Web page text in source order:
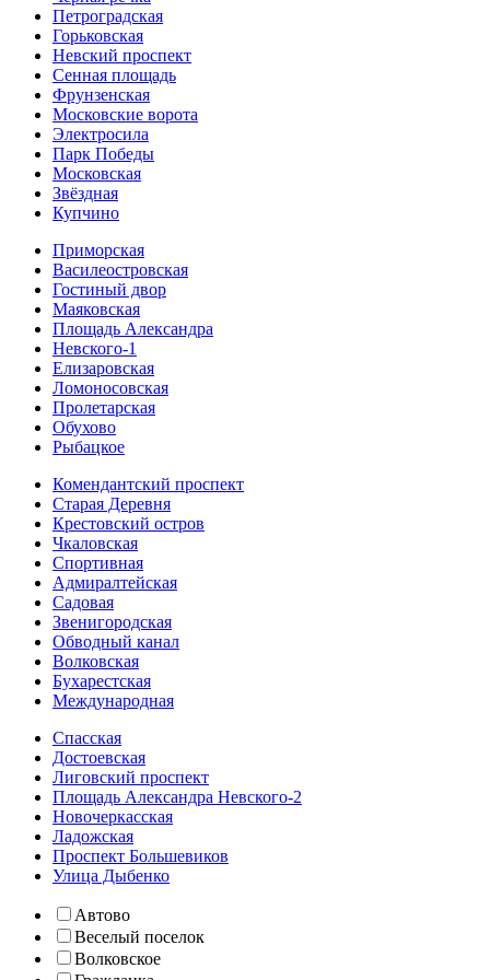
Петроградская
Горьковская
Невский проспект
Сенная площадь
Фрунзенская
Московские ворота
Электросила
Парк Победы
Московская
Звёздная
Купчино
Приморская
Василеостровская
Гостиный двор
Маяковская
Площадь Александра
Невского-1
Елизаровская
Ломоносовская
Пролетарская
Обухово
Рыбацкое
Комендантский проспект
Старая Деревня
Крестовский остров
Чкаловская
Спортивная
Адмиралтейская
Садовая
Звенигородская
Обводный канал
Волковская
Бухарестская
Международная
Спасская
Достоевская
Лиговский проспект
Площадь Александра Невского-2
Новочеркасская
Ладожская
Проспект Большевиков
Улица Дыбенко
Автово
Веселый поселок
Волковское